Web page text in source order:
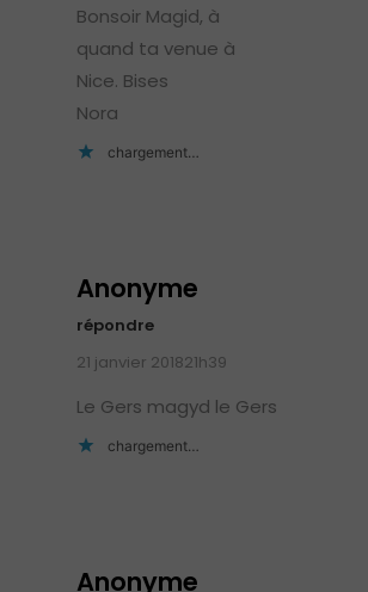
Bonsoir Magid, à
quand ta venue à
Nice. Bises
Nora
chargement…
Anonyme
répondre
21 janvier 201821h39
Le Gers magyd le Gers
chargement…
Anonyme